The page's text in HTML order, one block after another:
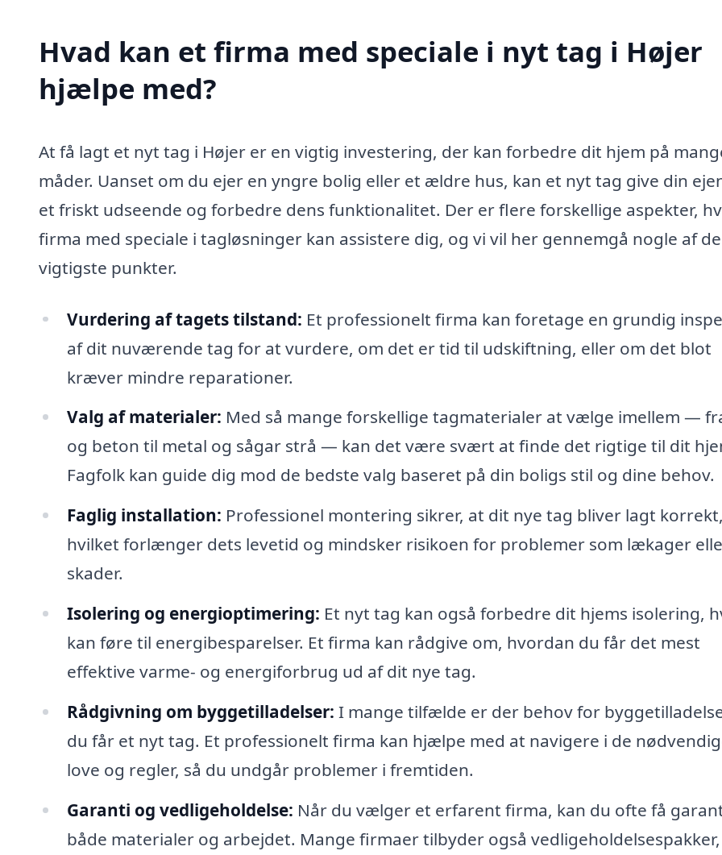
Hvad kan et firma med speciale i nyt tag i Højer
hjælpe med?
At få lagt et nyt tag i Højer er en vigtig investering, der kan forbedre dit hjem på
måder. Uanset om du ejer en yngre bolig eller et ældre hus, kan et nyt tag give din
et friskt udseende og forbedre dens funktionalitet. Der er flere forskellige aspekter,
firma med speciale i tagløsninger kan assistere dig, og vi vil her gennemgå nogle af de
vigtigste punkter.
Vurdering af tagets tilstand: Et professionelt firma kan foretage en grundig
af dit nuværende tag for at vurdere, om det er tid til udskiftning, eller om det blot
kræver mindre reparationer.
Valg af materialer: Med så mange forskellige tagmaterialer at vælge imellem —
og beton til metal og sågar strå — kan det være svært at finde det rigtige til dit
Fagfolk kan guide dig mod de bedste valg baseret på din boligs stil og dine behov.
Faglig installation: Professionel montering sikrer, at dit nye tag bliver lagt korrekt,
hvilket forlænger dets levetid og mindsker risikoen for problemer som lækager
skader.
Isolering og energioptimering: Et nyt tag kan også forbedre dit hjems isolering,
kan føre til energibesparelser. Et firma kan rådgive om, hvordan du får det mest
effektive varme- og energiforbrug ud af dit nye tag.
Rådgivning om byggetilladelser: I mange tilfælde er der behov for
du får et nyt tag. Et professionelt firma kan hjælpe med at navigere i de
love og regler, så du undgår problemer i fremtiden.
Garanti og vedligeholdelse: Når du vælger et erfarent firma, kan du ofte få
både materialer og arbejdet. Mange firmaer tilbyder også